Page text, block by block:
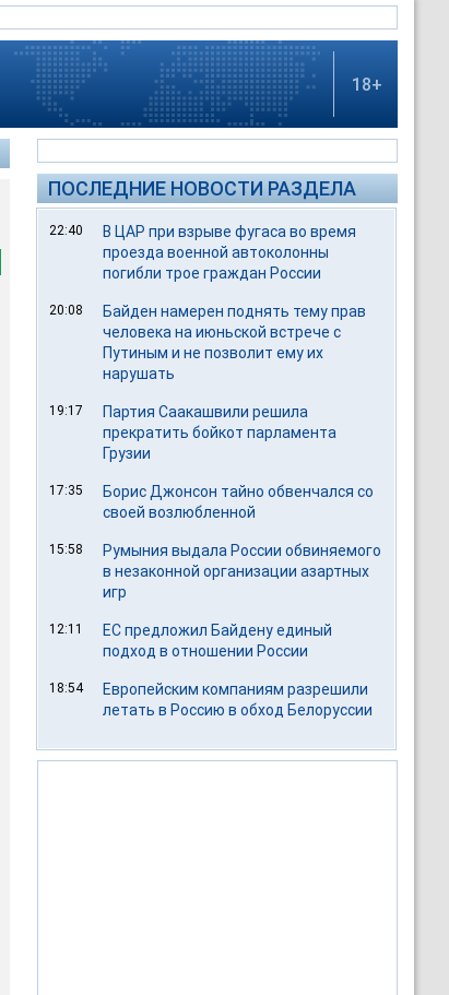
18+
ПОСЛЕДНИЕ НОВОСТИ РАЗДЕЛА
22:40
В ЦАР при взрыве фугаса во время
проезда военной автоколонны
погибли трое граждан России
20:08
Байден намерен поднять тему прав
человека на июньской встрече с
Путиным и не позволит ему их
нарушать
19:17
Партия Саакашвили решила
прекратить бойкот парламента
Грузии
17:35
Борис Джонсон тайно обвенчался со
своей возлюбленной
15:58
Румыния выдала России обвиняемого
в незаконной организации азартных
игр
12:11
ЕС предложил Байдену единый
подход в отношении России
18:54
Европейским компаниям разрешили
летать в Россию в обход Белоруссии